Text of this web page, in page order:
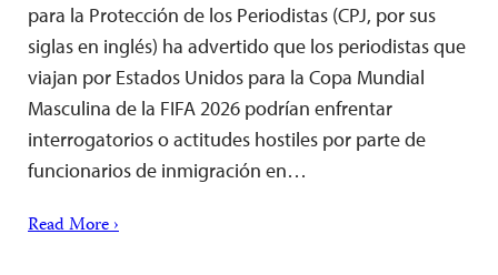
para la Protección de los Periodistas (CPJ, por sus
siglas en inglés) ha advertido que los periodistas que
viajan por Estados Unidos para la Copa Mundial
Masculina de la FIFA 2026 podrían enfrentar
interrogatorios o actitudes hostiles por parte de
funcionarios de inmigración en…
Read More ›